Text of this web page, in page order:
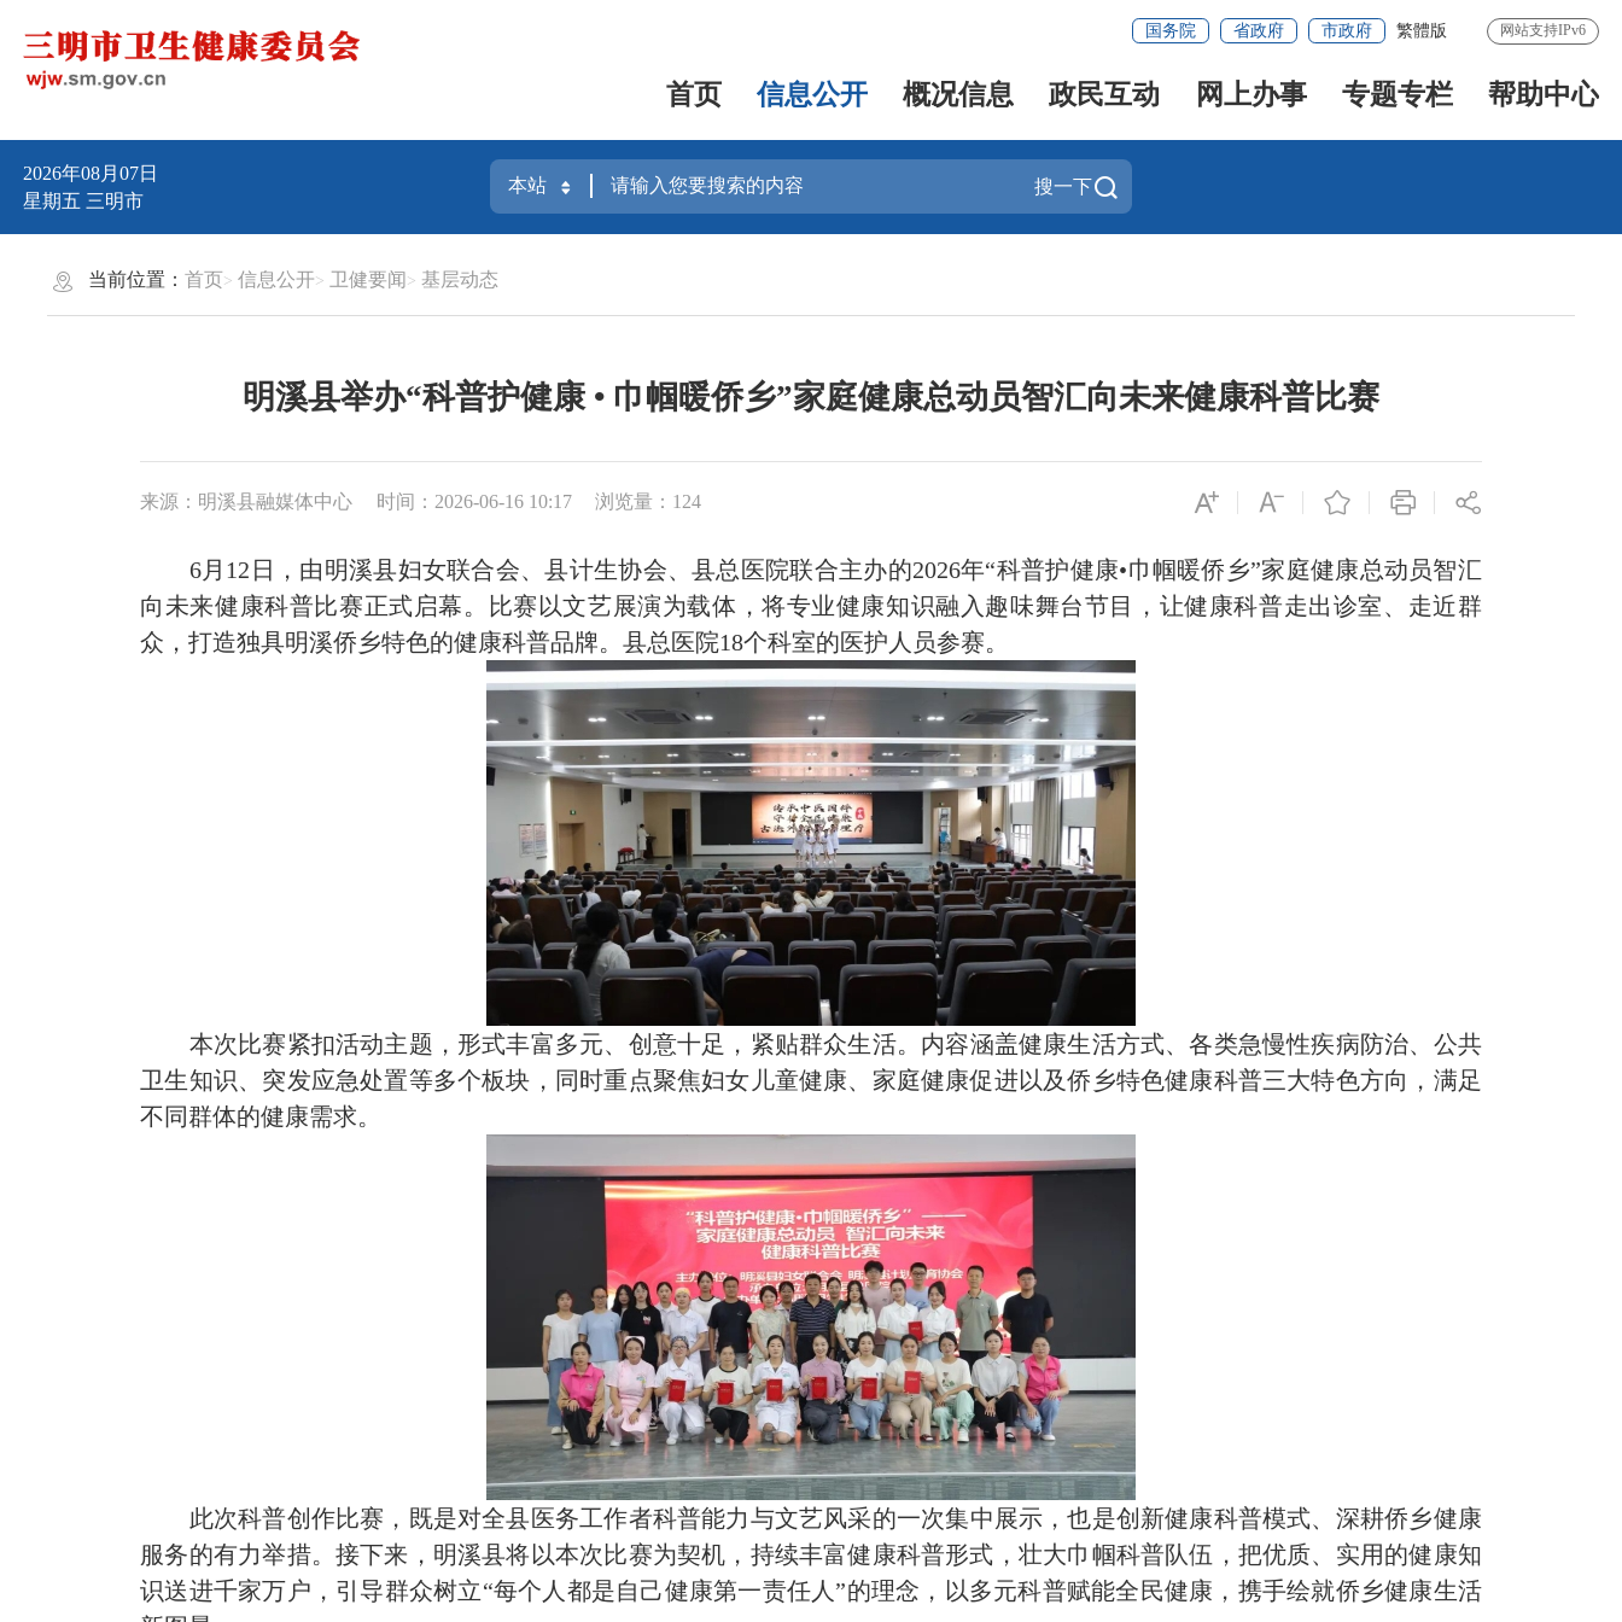
国务院 省政府 市政府 繁體版 网站支持IPv6
首页 信息公开 概况信息 政民互动 网上办事 专题专栏 帮助中心
2026年08月07日
星期五 三明市
搜一下
当前位置：首页 信息公开 卫健要闻 基层动态
明溪县举办“科普护健康 • 巾帼暖侨乡”家庭健康总动员智汇向未来健康科普比赛
来源：明溪县融媒体中心 时间：2026-06-16 10:17 浏览量：124
6月12日，由明溪县妇女联合会、县计生协会、县总医院联合主办的2026年“科普护健康•巾帼暖侨乡”家庭健康总动员智汇
向未来健康科普比赛正式启幕。比赛以文艺展演为载体，将专业健康知识融入趣味舞台节目，让健康科普走出诊室、走近群
众，打造独具明溪侨乡特色的健康科普品牌。县总医院18个科室的医护人员参赛。
本次比赛紧扣活动主题，形式丰富多元、创意十足，紧贴群众生活。内容涵盖健康生活方式、各类急慢性疾病防治、公共
卫生知识、突发应急处置等多个板块，同时重点聚焦妇女儿童健康、家庭健康促进以及侨乡特色健康科普三大特色方向，满足
不同群体的健康需求。
此次科普创作比赛，既是对全县医务工作者科普能力与文艺风采的一次集中展示，也是创新健康科普模式、深耕侨乡健康
服务的有力举措。接下来，明溪县将以本次比赛为契机，持续丰富健康科普形式，壮大巾帼科普队伍，把优质、实用的健康知
识送进千家万户，引导群众树立“每个人都是自己健康第一责任人”的理念，以多元科普赋能全民健康，携手绘就侨乡健康生活